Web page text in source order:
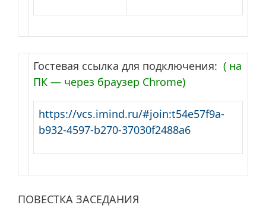
Гостевая ссылка для подключения: ( на
ПК — через браузер Chrome)
https://vcs.imind.ru/#join:t54e57f9a-
b932-4597-b270-37030f2488a6
ПОВЕСТКА ЗАСЕДАНИЯ